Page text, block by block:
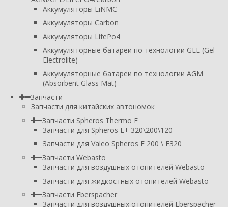
Аккумуляторы LiNMC
Аккумуляторы Carbon
Аккумуляторы LifePo4
Аккумуляторные батареи по технологии GEL (Gel
Electrolite)
Аккумуляторные батареи по технологии AGM
(Absorbent Glass Mat)
Запчасти
Запчасти для китайских автономок
Запчасти Spheros Thermo E
Запчасти для Spheros E+ 320\200\120
Запчасти для Valeo Spheros E 200 \ E320
Запчасти Webasto
Запчасти для воздушных отопителей Webasto
Запчасти для жидкостных отопителей Webasto
Запчасти Eberspacher
Запчасти для воздушных отопителей Eberspacher